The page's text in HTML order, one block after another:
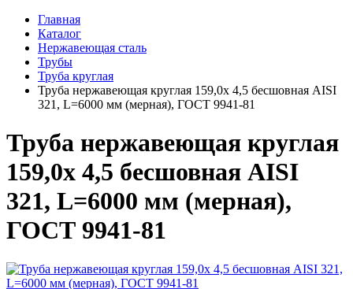
Главная
Каталог
Нержавеющая сталь
Трубы
Труба круглая
Труба нержавеющая круглая 159,0х 4,5 бесшовная AISI
321, L=6000 мм (мерная), ГОСТ 9941-81
Труба нержавеющая круглая
159,0х 4,5 бесшовная AISI
321, L=6000 мм (мерная),
ГОСТ 9941-81